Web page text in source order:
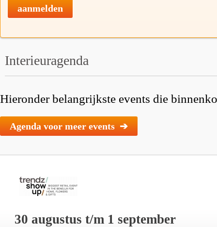
aanmelden
Interieuragenda
Hieronder belangrijkste events die
Agenda voor meer events ➔
30 augustus t/m 1 september